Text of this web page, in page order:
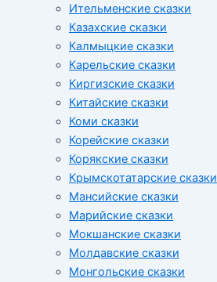
Ительменские сказки
Казахские сказки
Калмыцкие сказки
Карельские сказки
Киргизские сказки
Китайские сказки
Коми сказки
Корейские сказки
Корякские сказки
Крымскотатарские сказки
Мансийские сказки
Марийские сказки
Мокшанские сказки
Молдавские сказки
Монгольские сказки